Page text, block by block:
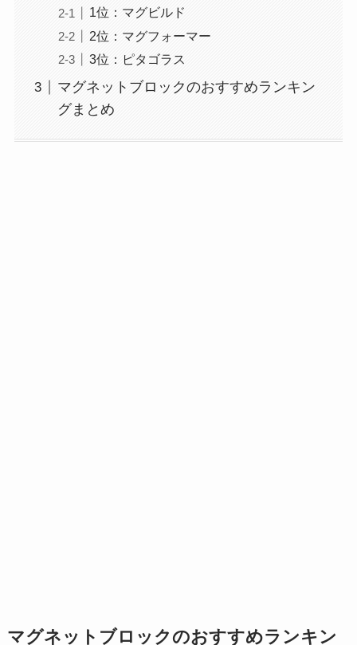
1位：マグビルド
2位：マグフォーマー
3位：ピタゴラス
マグネットブロックのおすすめランキン
グまとめ
マグネットブロックのおすすめランキン